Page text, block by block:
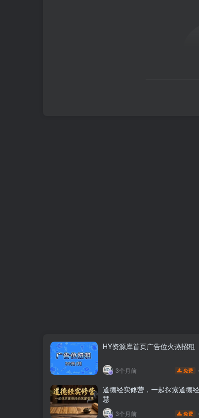
HY资源库首页广告位火热招租
3个月前 免费
道德经实修营，一起探索道德
慧
3个月前 免费